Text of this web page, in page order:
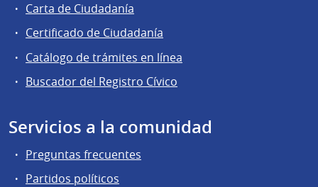
Carta de Ciudadanía
Certificado de Ciudadanía
Catálogo de trámites en línea
Buscador del Registro Cívico
Servicios a la comunidad
Preguntas frecuentes
Partidos políticos